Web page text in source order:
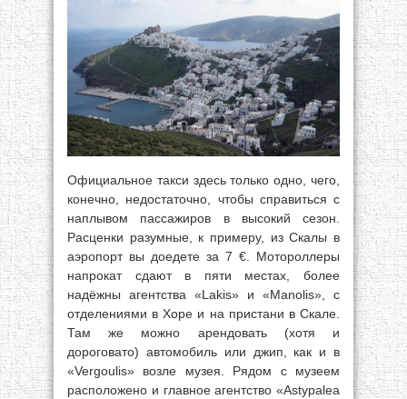
Официальное такси здесь только одно, чего,
конечно, недостаточно, чтобы справиться с
наплывом пассажиров в высокий сезон.
Расценки разумные, к примеру, из Скалы в
аэропорт вы доедете за 7 €. Мотороллеры
напрокат сдают в пяти местах, более
надёжны агентства «Lakis» и «Manolis», с
отделениями в Хоре и на пристани в Скале.
Там же можно арендовать (хотя и
дороговато) автомобиль или джип, как и в
«Vergoulis» возле музея. Рядом с музеем
расположено и главное агентство «Astypalea